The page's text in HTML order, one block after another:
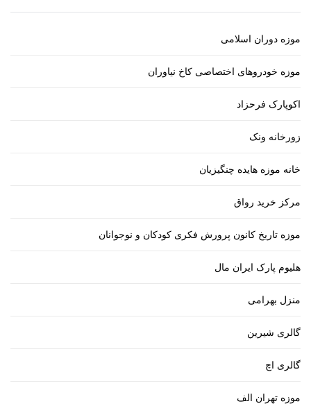
موزه دوران اسلامی
موزه خودروهای اختصاصی کاخ نیاوران
اکوپارک فرحزاد
زورخانه ونک
خانه موزه هایده چنگیزیان
مرکز خرید رواق
موزه تاریخ کانون پرورش فکری کودکان و نوجوانان
هلیوم پارک ایران مال
منزل بهرامی
گالری شیرین
گالری اچ
موزه تهران الف